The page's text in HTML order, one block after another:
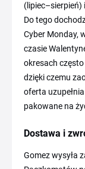
Do tego
Cyber Monday,
czasie
okresach często
dzięki czemu
oferta
pakowane na
Dostawa i
Gomez wysyła